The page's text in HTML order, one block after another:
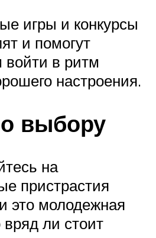
игры и конкурсы
и помогут
в ритм
настроения.
выбору
на
пристрастия
это молодежная
вряд ли стоит